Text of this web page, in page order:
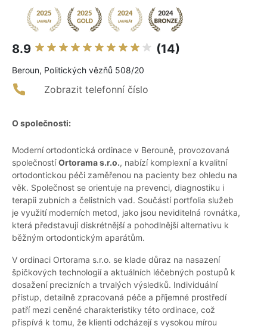
8.9 (14)
Beroun, Politických vězňů 508/20
Zobrazit telefonní číslo
O společnosti:
Moderní ortodontická ordinace v Berouně, provozovaná
společnostíOrtorama s.r.o., nabízí komplexní a kvalitní
ortodontickou péči zaměřenou na pacienty bez ohledu na
věk. Společnost se orientuje na prevenci, diagnostiku i
terapii zubních a čelistních vad. Součástí portfolia služeb
je využití moderních metod, jako jsou neviditelná rovnátka,
která představují diskrétnější a pohodlnější alternativu k
běžným ortodontickým aparátům.
V ordinaci Ortorama s.r.o. se klade důraz na nasazení
špičkových technologií a aktuálních léčebných postupů k
dosažení precizních a trvalých výsledků. Individuální
přístup, detailně zpracovaná péče a příjemné prostředí
patří mezi ceněné charakteristiky této ordinace, což
přispívá k tomu, že klienti odcházejí s vysokou mírou